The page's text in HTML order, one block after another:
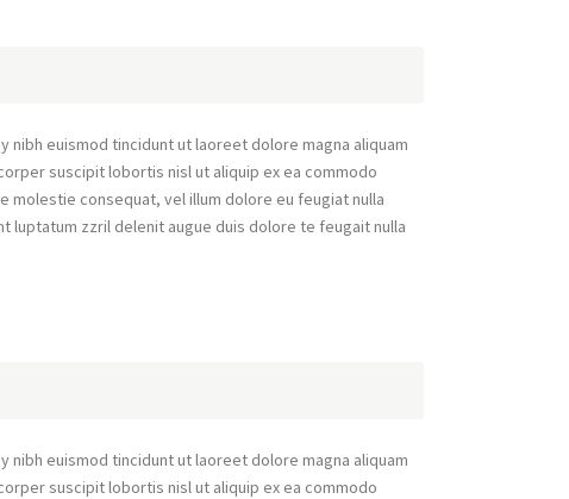
euismod tincidunt ut laoreet dolore magna aliquam
suscipit lobortis nisl ut aliquip ex ea commodo
molestie consequat, vel illum dolore eu feugiat nulla
luptatum zzril delenit augue duis dolore te feugait nulla
euismod tincidunt ut laoreet dolore magna aliquam
suscipit lobortis nisl ut aliquip ex ea commodo